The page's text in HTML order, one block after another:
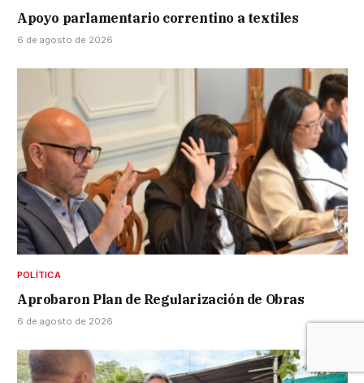
Apoyo parlamentario correntino a textiles
6 de agosto de 2026
POLÍTICA
Aprobaron Plan de Regularización de Obras
6 de agosto de 2026